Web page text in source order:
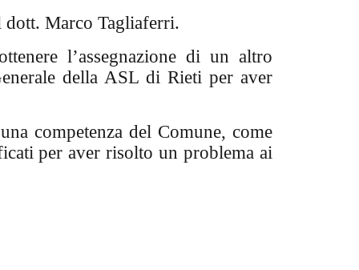
dott. Marco Tagliaferri.
l’assegnazione di un altro
della ASL di Rieti per aver
competenza del Comune, come
per aver risolto un problema ai